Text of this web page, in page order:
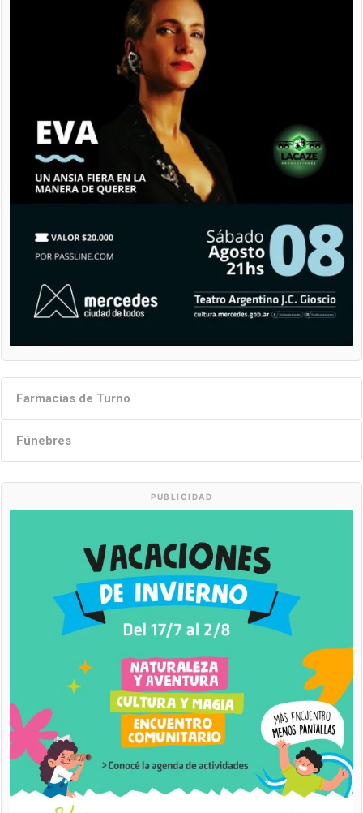
Farmacias de Turno
Fúnebres
PUBLICIDAD